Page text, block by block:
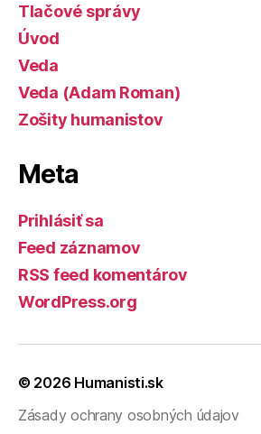
Tlačové správy
Úvod
Veda
Veda (Adam Roman)
Zošity humanistov
Meta
Prihlásiť sa
Feed záznamov
RSS feed komentárov
WordPress.org
© 2026 Humanisti.sk
Zásady ochrany osobných údajov